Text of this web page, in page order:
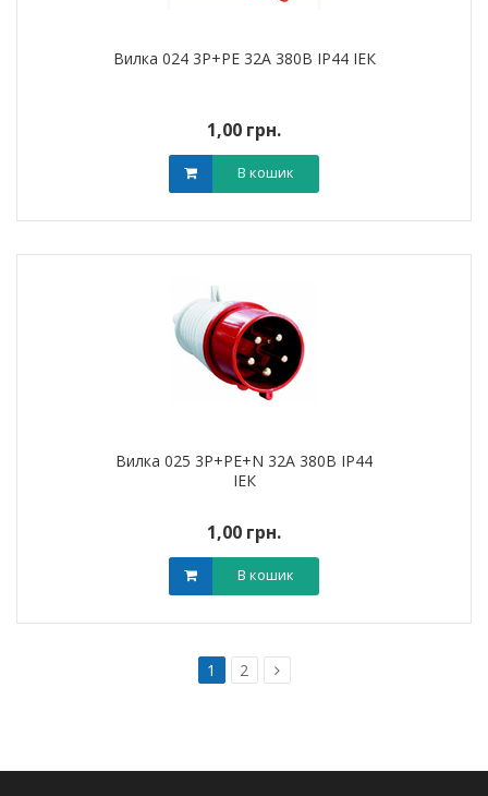
Вилка 024 3Р+РЕ 32A 380В IP44 ІЕК
1,00 грн.
В кошик
Вилка 025 3Р+РЕ+N 32A 380В IP44
ІЕК
1,00 грн.
В кошик
1 2